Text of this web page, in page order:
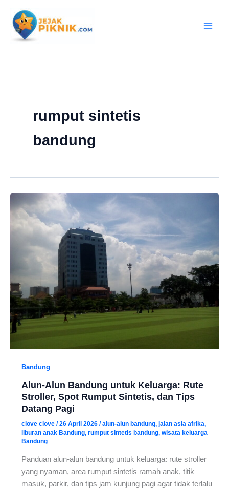
konten
rumput sintetis
bandung
Bandung
Alun-Alun Bandung untuk Keluarga: Rute
Stroller, Spot Rumput Sintetis, dan Tips
Datang Pagi
clove clove /26 April 2026 /alun-alun bandung, jalan asia afrika,
liburan anak Bandung, rumput sintetis bandung, wisata keluarga
Bandung
Panduan alun-alun bandung untuk keluarga: rute stroller
yang nyaman, area rumput sintetis ramah anak, titik
masuk, parkir, dan tips jam kunjung pagi agar tidak terlalu